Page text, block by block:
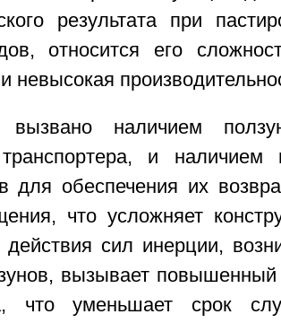
результата при
относится его
невысокая
вызвано наличием
и наличием
для обеспечения их
что усложняет
действия сил инерции,
вызывает
что уменьшает срок